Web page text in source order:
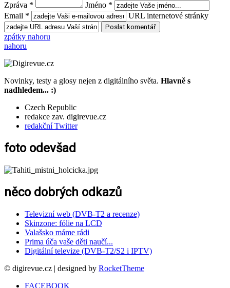
Zpráva *
Jméno *
Email *
URL internetové stránky
zpátky nahoru
nahoru
Novinky, testy a glosy nejen z digitálního světa. Hlavně s
nadhledem... :)
Czech Republic
redakce zav. digirevue.cz
redakční Twitter
foto odevšad
něco dobrých odkazů
Televizní web (DVB-T2 a recenze)
Skinzone: fólie na LCD
Valašsko máme rádi
Prima úča vaše děti naučí...
Digitální televize (DVB-T2/S2 i IPTV)
© digirevue.cz | designed by RocketTheme
FACEBOOK